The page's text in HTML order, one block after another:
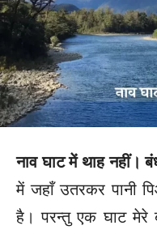
नाव घाट में थाह नहीं।
में जहाँ उतरकर पानी
है। परन्तु एक घाट मेरे